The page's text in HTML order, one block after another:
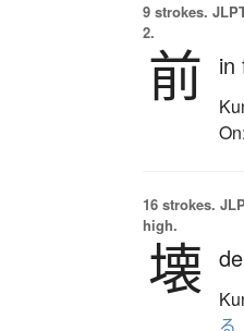
9 strokes.
2.
前 in
On:
16 strokes.
high.
壊
る